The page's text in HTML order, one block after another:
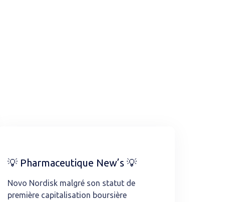
💡 Pharmaceutique New’s 💡
Novo Nordisk malgré son statut de
première capitalisation boursière